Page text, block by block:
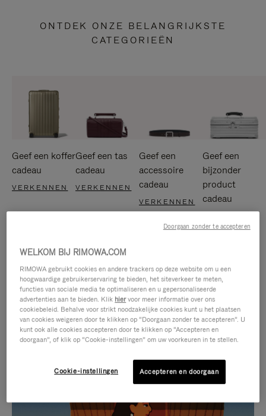
ONTDEK ONZE BELANGRIJKSTE
CATEGORIEËN
Geef een koffer
cadeau
VERKENNEN
Geef een tas
cadeau
VERKENNEN
Geef een
accessoire
cadeau
VERKENNEN
Geef een
bijzonder
product
cadeau
IS
GELUID
WELKOM BIJ RIMOWA.COM
RIMOWA gebruikt cookies en andere trackers op deze website om u een
hoogwaardige gebruikerservaring te bieden, het siteverkeer te meten,
functies van sociale media te optimaliseren en u gepersonaliseerde
advertenties aan te bieden. Klik hiervoor meer informatie over ons
cookiebeleid. Behalve voor strikt noodzakelijke cookies kunt u het plaatsen
van cookies weigeren door te klikken op “Doorgaan zonder te accepteren”. U
kunt ook alle cookies accepteren door te klikken op “Accepteren en
doorgaan”, of klik op “Cookie-instellingen” om uw voorkeuren in te stellen.
Cookie-instellingen Accepteren en doorgaan
Doorgaan zonder te accepteren